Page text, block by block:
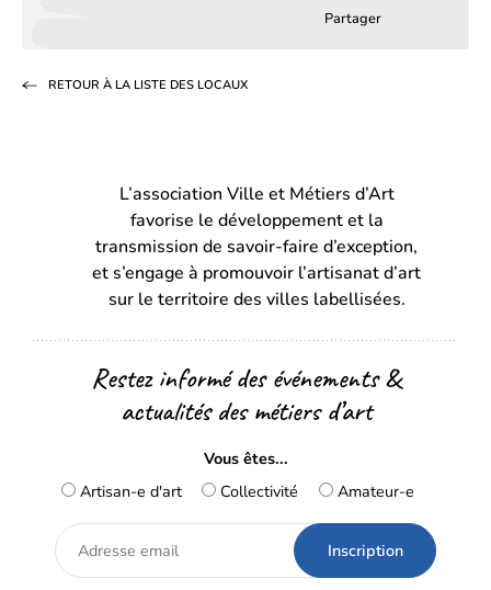
Partager
un
onglet)onglet)
RETOUR À LA LISTE DES LOCAUX
L’association Ville et Métiers d’Art
favorise le développement et la
transmission de savoir-faire d’exception,
et s’engage à promouvoir l’artisanat d’art
sur le territoire des villes labellisées.
Restez informé des événements &
actualités des métiers d’art
Vous êtes...
Artisan-e d'art
Collectivité Amateur-e
Adresse
email